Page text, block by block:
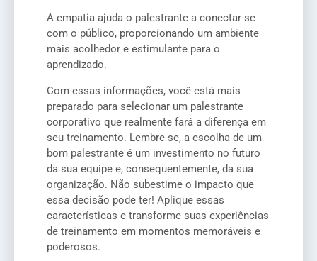
A empatia ajuda o palestrante a conectar-se
com o público, proporcionando um ambiente
mais acolhedor e estimulante para o
aprendizado.
Com essas informações, você está mais
preparado para selecionar um palestrante
corporativo que realmente fará a diferença em
seu treinamento. Lembre-se, a escolha de um
bom palestrante é um investimento no futuro
da sua equipe e, consequentemente, da sua
organização. Não subestime o impacto que
essa decisão pode ter! Aplique essas
características e transforme suas experiências
de treinamento em momentos memoráveis e
poderosos.